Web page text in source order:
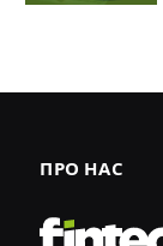
ПРО НАС